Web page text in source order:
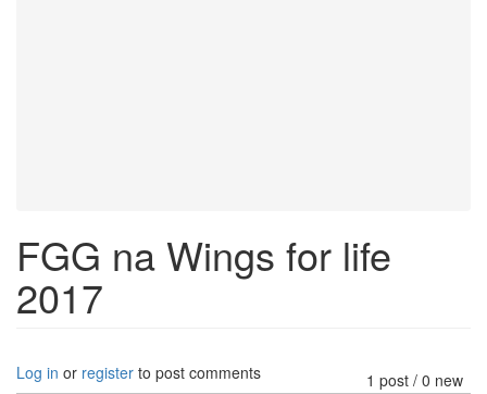
FGG na Wings for life
2017
1 post / 0 new
Log in or register to post comments